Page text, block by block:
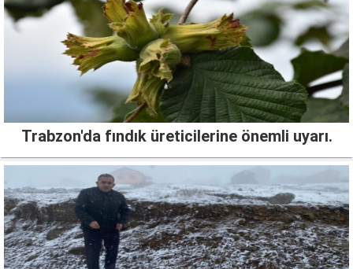
Trabzon'da fındık üreticilerine önemli uyarı.